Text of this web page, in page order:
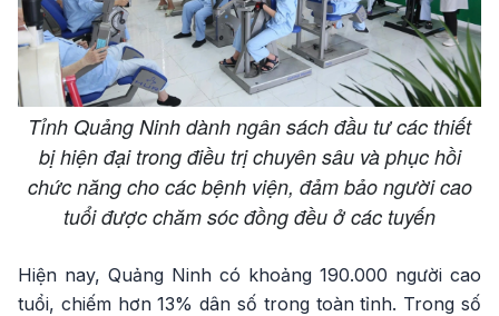
Tỉnh Quảng Ninh dành ngân sách đầu tư các thiết
bị hiện đại trong điều trị chuyên sâu và phục hồi
chức năng cho các bệnh viện, đảm bảo người cao
tuổi được chăm sóc đồng đều ở các tuyến
Hiện nay, Quảng Ninh có khoảng 190.000 người cao
tuổi, chiếm hơn 13% dân số trong toàn tỉnh. Trong số